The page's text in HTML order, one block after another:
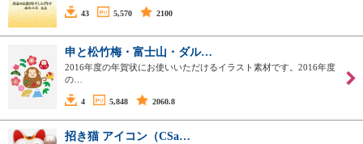
43 5,570 2100
申と松竹梅・富士山・ダル…
2016年度の年賀状にお使いいただけるイラスト素材です。2016年度
の…
4 5,848 2060.8
招き猫 アイコン（CSa…